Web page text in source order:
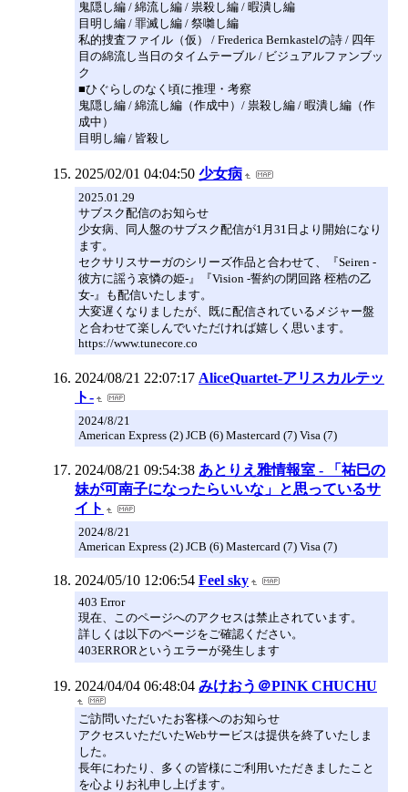
鬼隠し編 / 綿流し編 / 祟殺し編 / 暇潰し編
目明し編 / 罪滅し編 / 祭囃し編
私的捜査ファイル（仮） / Frederica Bernkastelの詩 / 四年
目の綿流し当日のタイムテーブル / ビジュアルファンブッ
ク
■ひぐらしのなく頃に推理・考察
鬼隠し編 / 綿流し編（作成中）/ 祟殺し編 / 暇潰し編（作
成中）
目明し編 / 皆殺し
2025/02/01 04:04:50 少女病
2025.01.29
サブスク配信のお知らせ
少女病、同人盤のサブスク配信が1月31日より開始になり
ます。
セクサリスサーガのシリーズ作品と合わせて、『Seiren -
彼方に謡う哀憐の姫-』『Vision -誓約の閉回路 桎梏の乙
女-』も配信いたします。
大変遅くなりましたが、既に配信されているメジャー盤
と合わせて楽しんでいただければ嬉しく思います。
https://www.tunecore.co
2024/08/21 22:07:17 AliceQuartet‐アリスカルテッ
ト‐
2024/8/21
American Express (2) JCB (6) Mastercard (7) Visa (7)
2024/08/21 09:54:38 あとりえ雅情報室 - 「祐巳の
妹が可南子になったらいいな」と思っているサ
イト
2024/8/21
American Express (2) JCB (6) Mastercard (7) Visa (7)
2024/05/10 12:06:54 Feel sky
403 Error
現在、このページへのアクセスは禁止されています。
詳しくは以下のページをご確認ください。
403ERRORというエラーが発生します
2024/04/04 06:48:04 みけおう＠PINK CHUCHU
ご訪問いただいたお客様へのお知らせ
アクセスいただいたWebサービスは提供を終了いたしま
した。
長年にわたり、多くの皆様にご利用いただきましたこと
を心よりお礼申し上げます。